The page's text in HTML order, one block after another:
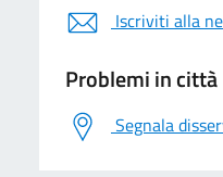
Iscriviti alla
Problemi in città
Segnala